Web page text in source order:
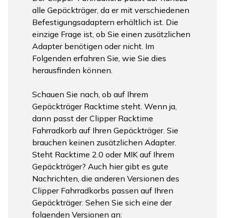
alle Gepäckträger, da er mit verschiedenen
Befestigungsadaptern erhältlich ist. Die
einzige Frage ist, ob Sie einen zusätzlichen
Adapter benötigen oder nicht. Im
Folgenden erfahren Sie, wie Sie dies
herausfinden können.
Schauen Sie nach, ob auf Ihrem
Gepäckträger Racktime steht. Wenn ja,
dann passt der Clipper Racktime
Fahrradkorb auf Ihren Gepäckträger. Sie
brauchen keinen zusätzlichen Adapter.
Steht Racktime 2.0 oder MIK auf Ihrem
Gepäckträger? Auch hier gibt es gute
Nachrichten, die anderen Versionen des
Clipper Fahrradkorbs passen auf Ihren
Gepäckträger. Sehen Sie sich eine der
folgenden Versionen an: